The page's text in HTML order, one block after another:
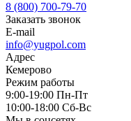
8 (800) 700-79-70
Заказать звонок
E-mail
info@yugpol.com
Адрес
Кемерово
Режим работы
9:00-19:00 Пн-Пт
10:00-18:00 Cб-Вс